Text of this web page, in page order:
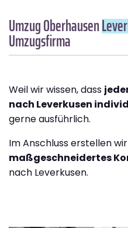
Umzug Oberhausen
Umzugsfirma
Weil wir wissen, dass
nach Leverkusen
gerne ausführlich.
Im Anschluss erstellen
maßgeschneidertes
nach Leverkusen.